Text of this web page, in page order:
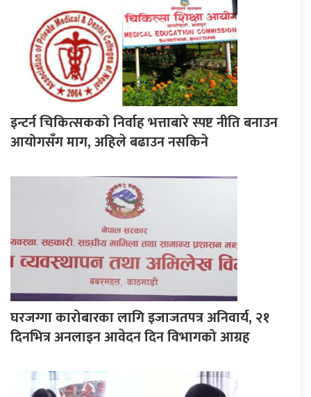
इन्टर्न चिकित्सकको निर्वाह भत्ताबारे स्पष्ट नीति बनाउन
आयोगसँग माग, अहिले बढाउन नसकिने
घरजग्गा कारोबारका लागि इजाजतपत्र अनिवार्य, २१
दिनभित्र अनलाइन आवेदन दिन विभागको आग्रह